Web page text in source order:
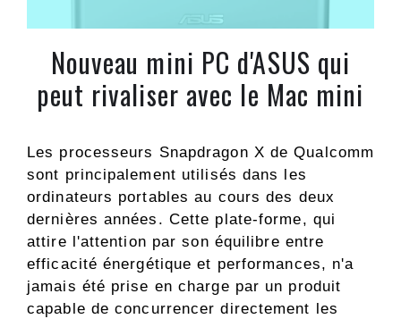
Nouveau mini PC d'ASUS qui
peut rivaliser avec le Mac mini
Les processeurs Snapdragon X de Qualcomm
sont principalement utilisés dans les
ordinateurs portables au cours des deux
dernières années. Cette plate-forme, qui
attire l'attention par son équilibre entre
efficacité énergétique et performances, n'a
jamais été prise en charge par un produit
capable de concurrencer directement les